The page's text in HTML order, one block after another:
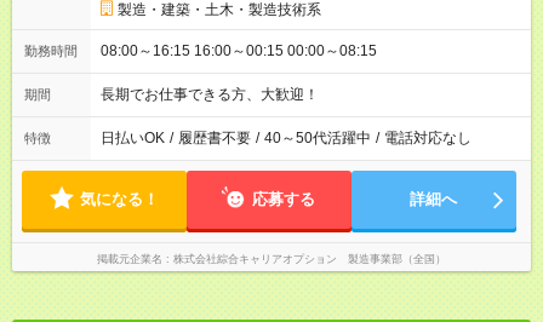
製造・建築・土木・製造技術系
勤務時間 08:00～16:15 16:00～00:15 00:00～08:15
期間 長期でお仕事できる方、大歓迎！
特徴 日払いOK / 履歴書不要 / 40～50代活躍中 / 電話対応なし
気になる！ 応募する 詳細へ
掲載元企業名 株式会社綜合キャリアオプション 製造事業部（全国）